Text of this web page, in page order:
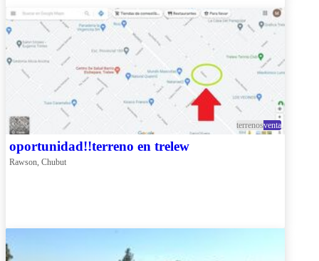
terrenosventa
oportunidad!!terreno en trelew
Rawson, Chubut